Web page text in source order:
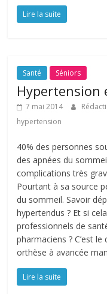
Lire la suite
Santé Séniors
Hypertension
7 mai 2014
hypertension
40% des personnes
des apnées du
complications très
Pourtant à sa source
du sommeil. Savoir
hypertendus ? Et si
professionnels de
pharmaciens ? C’est
orthèse à avancée
Lire la suite